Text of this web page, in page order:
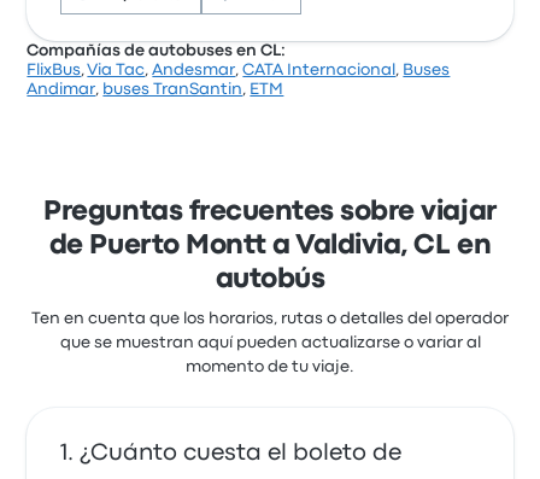
Con base en 8151 reseñas, la empresa recibió una
Cruz del Sur en este viaje comienzan en $229
Compañías de autobuses en CL:
FlixBus,Via Tac,Andesmar,CATA Internacional , Buses
Andimar, buses TranSantin, ETM
Preguntas frecuentes sobre viajar
de Puerto Montt a Valdivia, CL en
autobús
Ten en cuenta que los horarios, rutas o detalles del operador
que se muestran aquí pueden actualizarse o variar al
momento de tu viaje.
¿Cuánto cuesta el boleto de